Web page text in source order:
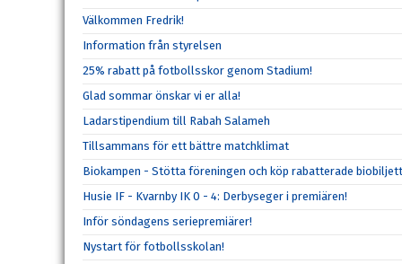
Välkommen Fredrik!
Information från styrelsen
25% rabatt på fotbollsskor genom Stadium!
Glad sommar önskar vi er alla!
Ladarstipendium till Rabah Salameh
Tillsammans för ett bättre matchklimat
Biokampen - Stötta föreningen och köp rabatterade
Husie IF - Kvarnby IK 0 - 4: Derbyseger i premiären!
Inför söndagens seriepremiärer!
Nystart för fotbollsskolan!